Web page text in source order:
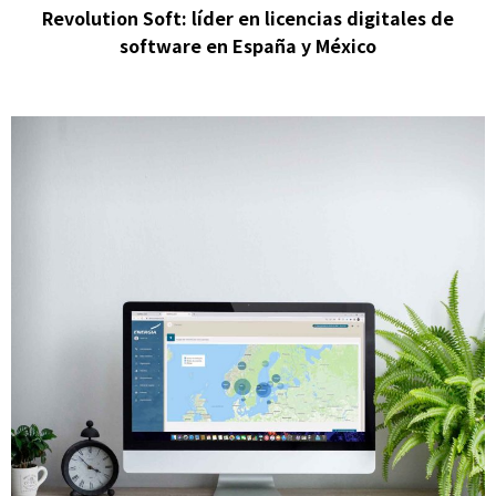
Revolution Soft: líder en licencias digitales de
software en España y México